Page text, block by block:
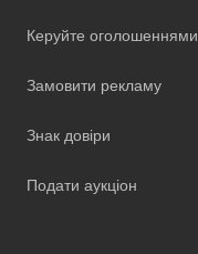
Керуйте оголошеннями
Замовити рекламу
Знак довіри
Подати аукціон